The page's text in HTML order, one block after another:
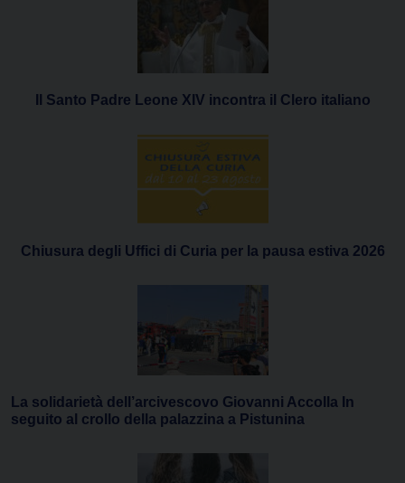
Il Santo Padre Leone XIV incontra il Clero italiano
Chiusura degli Uffici di Curia per la pausa estiva 2026
La solidarietà dell’arcivescovo Giovanni Accolla In
seguito al crollo della palazzina a Pistunina